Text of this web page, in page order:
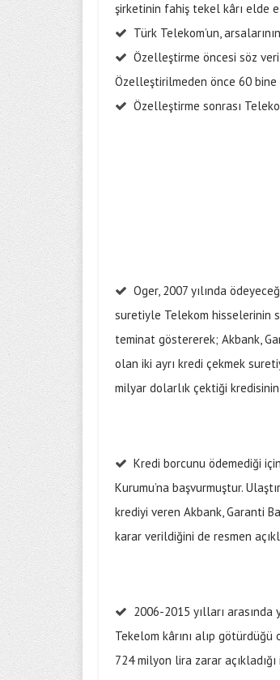
şirketinin fahiş tekel kârı elde
Türk Telekom’un,
Özelleştirme öncesi söz
Özelleştirilmeden önce 60 bine
Özelleştirme sonrası
Oger, 2007 yılında
suretiyle Telekom hisselerinin
teminat göstererek; Akbank,
olan iki ayrı kredi çekmek
milyar dolarlık çektiği kredisinin
Kredi borcunu ödemediği
Kurumu’na başvurmuştur.
krediyi veren Akbank, Garanti
karar verildiğini de resmen
2006-2015 yılları arasında
Tekelom kârını alıp
724 milyon lira zarar